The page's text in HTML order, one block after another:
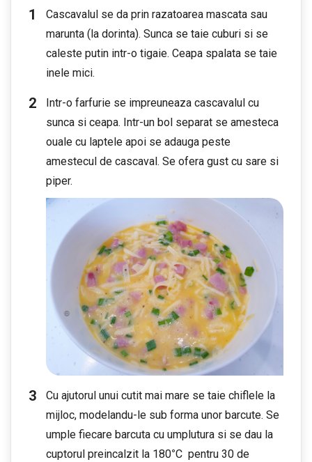
Cascavalul se da prin razatoarea mascata sau
marunta (la dorinta). Sunca se taie cuburi si se
caleste putin intr-o tigaie. Ceapa spalata se taie
inele mici.
Intr-o farfurie se impreuneaza cascavalul cu
sunca si ceapa. Intr-un bol separat se amesteca
ouale cu laptele apoi se adauga peste
amestecul de cascaval. Se ofera gust cu sare si
piper.
Cu ajutorul unui cutit mai mare se taie chiflele la
mijloc, modelandu-le sub forma unor barcute. Se
umple fiecare barcuta cu umplutura si se dau la
cuptorul preincalzit la 180°C pentru 30 de